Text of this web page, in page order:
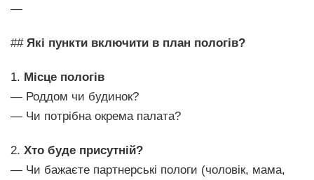
—
## Які пункти включити в план пологів?
1. Місце пологів
— Роддом чи будинок?
— Чи потрібна окрема палата?
2. Хто буде присутній?
— Чи бажаєте партнерські пологи (чоловік, мама,